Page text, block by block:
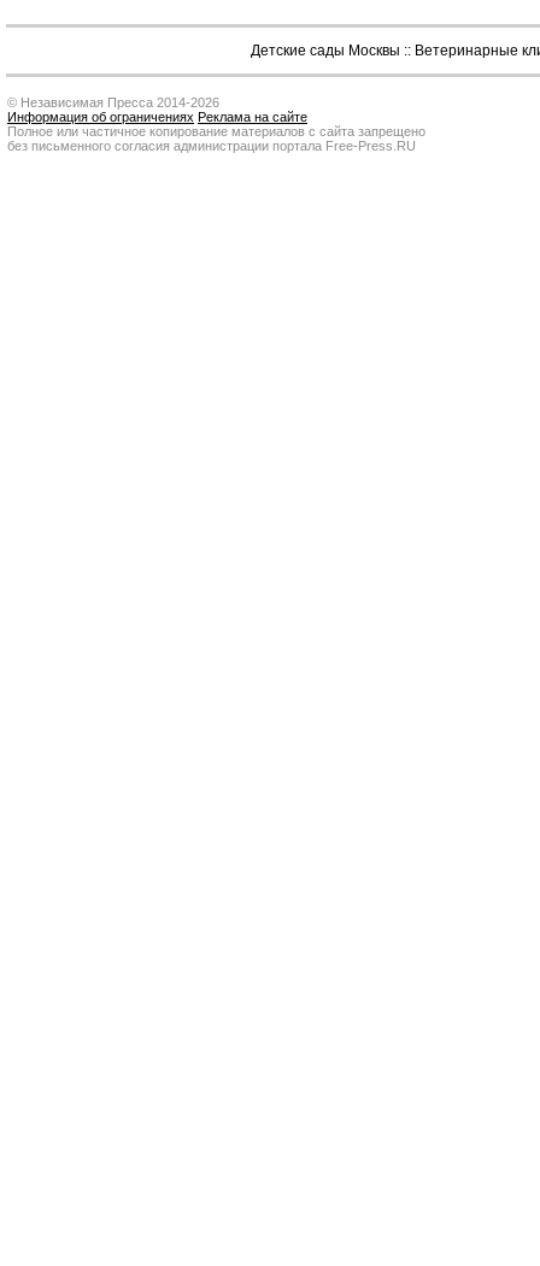
Детские сады Москвы :: Ветеринарные
© Независимая Пресса 2014-2026
Информация об ограничениях Реклама на сайте
Полное или частичное копирование материалов с сайта запрещено
без письменного согласия администрации портала Free-Press.RU